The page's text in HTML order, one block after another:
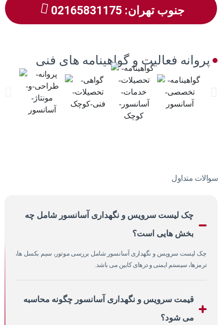
جنوب تهران: 02165831175
پروانه فعالیت و گواهینامه های فنی
سوالات متداول
چک لیست سرویس و نگهداری آسانسور شامل چه
بخش هایی است؟
چک لیست سرویس و نگهداری آسانسور شامل بررسی موتور، سیم بکسل ها،
ترمزها، سیستم ایمنی و درهای کابین می باشد.
قیمت سرویس و نگهداری آسانسور چگونه محاسبه
می شود؟